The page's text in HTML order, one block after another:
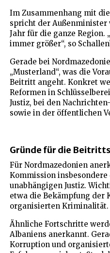
Im Zusammenhang mit
spricht der Außenminister
Jahr für die ganze Region.
immer größer“, so
Gerade bei
„Musterland“, was die
Beitritt angeht. Konkret
Reformen in
Justiz, bei den
sowie in der öffentlichen
Gründe für die
Für Nordmazedonien
Kommission
unabhängigen Justiz.
etwa die Bekämpfung der
organisierten Kriminalität.
Ähnliche Fortschritte
Albaniens anerkannt.
Korruption und